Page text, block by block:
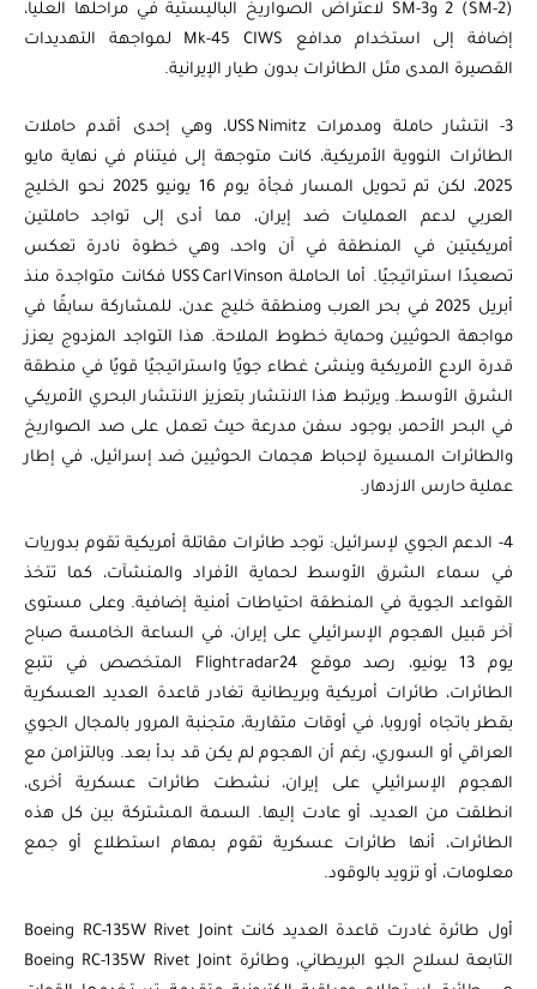
2 (SM-2) وSM-3 لاعتراض الصواريخ الباليستية في مراحلها العليا،
إضافة إلى استخدام مدافع Mk-45 CIWS لمواجهة التهديدات
القصيرة المدى مثل الطائرات بدون طيار الإيرانية.
3- انتشار حاملة ومدمرات USS Nimitz، وهي إحدى أقدم حاملات
الطائرات النووية الأمريكية، كانت متوجهة إلى فيتنام في نهاية مايو
2025، لكن تم تحويل المسار فجأة يوم 16 يونيو 2025 نحو الخليج
العربي لدعم العمليات ضد إيران، مما أدى إلى تواجد حاملتين
أمريكيتين في المنطقة في آن واحد، وهي خطوة نادرة تعكس
تصعيدًا استراتيجيًا. أما الحاملة USS Carl Vinson فكانت متواجدة منذ
أبريل 2025 في بحر العرب ومنطقة خليج عدن، للمشاركة سابقًا في
مواجهة الحوثيين وحماية خطوط الملاحة. هذا التواجد المزدوج يعزز
قدرة الردع الأمريكية وينشئ غطاء جويًا واستراتيجيًا قويًا في منطقة
الشرق الأوسط. ويرتبط هذا الانتشار بتعزيز الانتشار البحري الأمريكي
في البحر الأحمر، بوجود سفن مدرعة حيث تعمل على صد الصواريخ
والطائرات المسيرة لإحباط هجمات الحوثيين ضد إسرائيل، في إطار
عملية حارس الازدهار.
4- الدعم الجوي لإسرائيل: توجد طائرات مقاتلة أمريكية تقوم بدوريات
في سماء الشرق الأوسط لحماية الأفراد والمنشآت، كما تتخذ
القواعد الجوية في المنطقة احتياطات أمنية إضافية. وعلى مستوى
آخر قبيل الهجوم الإسرائيلي على إيران، في الساعة الخامسة صباح
يوم 13 يونيو، رصد موقع Flightradar24 المتخصص في تتبع
الطائرات، طائرات أمريكية وبريطانية تغادر قاعدة العديد العسكرية
بقطر باتجاه أوروبا، في أوقات متقاربة، متجنبة المرور بالمجال الجوي
العراقي أو السوري، رغم أن الهجوم لم يكن قد بدأ بعد. وبالتزامن مع
الهجوم الإسرائيلي على إيران، نشطت طائرات عسكرية أخرى،
انطلقت من العديد، أو عادت إليها. السمة المشتركة بين كل هذه
الطائرات، أنها طائرات عسكرية تقوم بمهام استطلاع أو جمع
معلومات، أو تزويد بالوقود.
أول طائرة غادرت قاعدة العديد كانت Boeing RC-135W Rivet Joint
التابعة لسلاح الجو البريطاني، وطائرة Boeing RC-135W Rivet Joint